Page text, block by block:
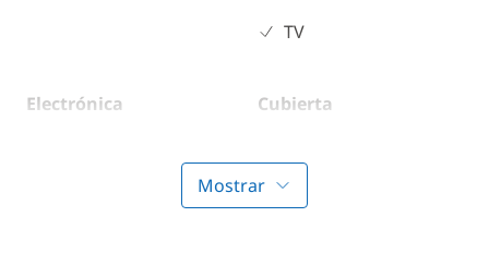
TV
Electrónica
Cubierta
Ducha de cubierta
Mostrar